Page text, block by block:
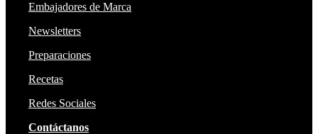
Embajadores de Marca
Newsletters
Preparaciones
Recetas
Redes Sociales
Contáctanos